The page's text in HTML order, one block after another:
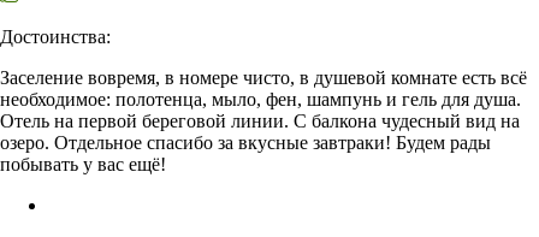
Достоинства:
Заселение вовремя, в номере чисто, в душевой комнате есть всё
необходимое: полотенца, мыло, фен, шампунь и гель для душа.
Отель на первой береговой линии. С балкона чудесный вид на
озеро. Отдельное спасибо за вкусные завтраки! Будем рады
побывать у вас ещё!